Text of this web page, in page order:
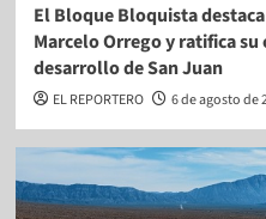
El Bloque Bloquista
Marcelo Orrego y ratifica
desarrollo de San Juan
EL REPORTERO 6 de agosto de